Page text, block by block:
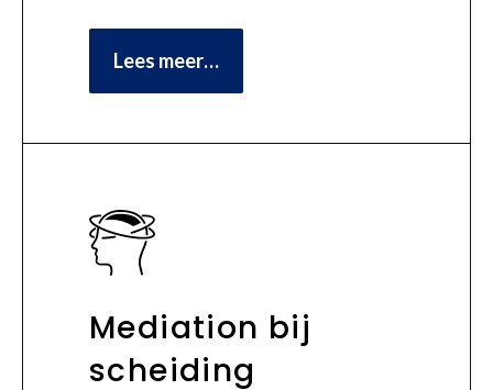
Lees meer…
Mediation bij
scheiding